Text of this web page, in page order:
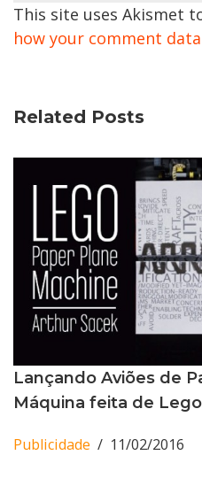
This site uses Akismet
how your comment
Related Posts
Lançando Aviões de
Máquina feita de Lego
Publicidade 11/02/2016